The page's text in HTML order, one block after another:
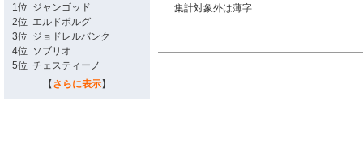
1位 ジャンゴッド
2位 エルドボルグ
3位 ジョドレルバンク
4位 ソブリオ
5位 チェスティーノ
【 さらに表示】
集計対象外は薄字